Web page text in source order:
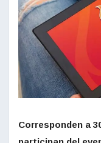
Corresponden a